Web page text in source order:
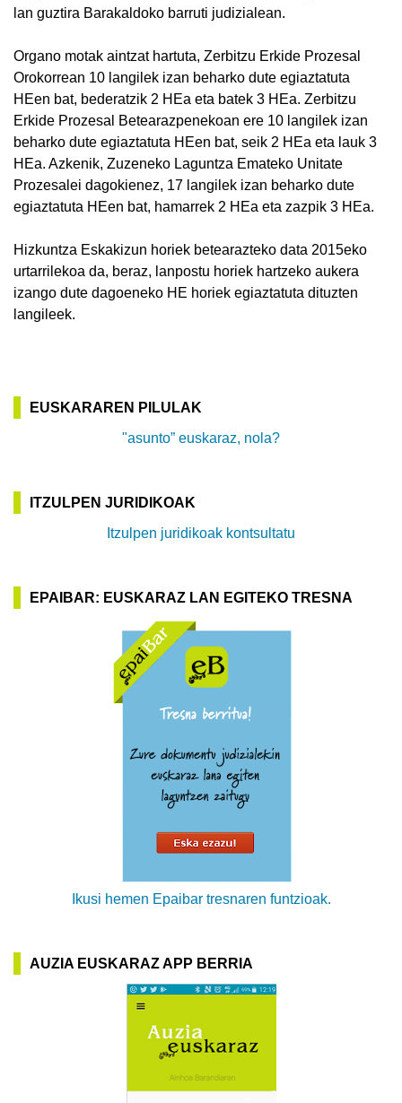
lan guztira Barakaldoko barruti judizialean.
Organo motak aintzat hartuta, Zerbitzu Erkide Prozesal
Orokorrean 10 langilek izan beharko dute egiaztatuta
HEen bat, bederatzik 2 HEa eta batek 3 HEa. Zerbitzu
Erkide Prozesal Betearazpenekoan ere 10 langilek izan
beharko dute egiaztatuta HEen bat, seik 2 HEa eta lauk 3
HEa. Azkenik, Zuzeneko Laguntza Emateko Unitate
Prozesalei dagokienez, 17 langilek izan beharko dute
egiaztatuta HEen bat, hamarrek 2 HEa eta zazpik 3 HEa.
Hizkuntza Eskakizun horiek betearazteko data 2015eko
urtarrilekoa da, beraz, lanpostu horiek hartzeko aukera
izango dute dagoeneko HE horiek egiaztatuta dituzten
langileek.
EUSKARAREN PILULAK
"asunto” euskaraz, nola?
ITZULPEN JURIDIKOAK
Itzulpen juridikoak kontsultatu
EPAIBAR: EUSKARAZ LAN EGITEKO TRESNA
Ikusi hemen Epaibar tresnaren funtzioak.
AUZIA EUSKARAZ APP BERRIA